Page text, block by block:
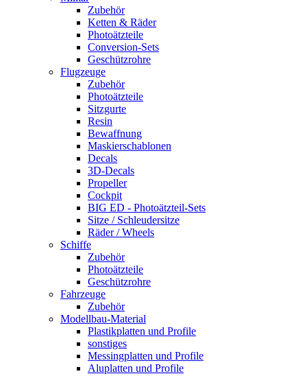
Zubehör
Ketten & Räder
Photoätzteile
Conversion-Sets
Geschützrohre
Flugzeuge
Zubehör
Photoätzteile
Sitzgurte
Resin
Bewaffnung
Maskierschablonen
Decals
3D-Decals
Propeller
Cockpit
BIG ED - Photoätzteil-Sets
Sitze / Schleudersitze
Räder / Wheels
Schiffe
Zubehör
Photoätzteile
Geschützrohre
Fahrzeuge
Zubehör
Modellbau-Material
Plastikplatten und Profile
sonstiges
Messingplatten und Profile
Aluplatten und Profile